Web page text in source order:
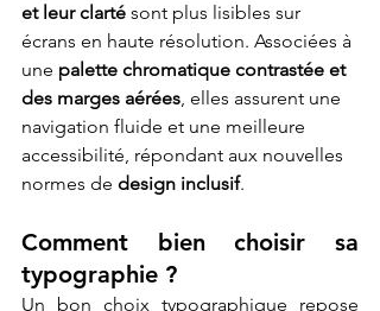
et leur clarté sont plus lisibles sur
écrans en haute résolution. Associées à
une palette chromatique contrastée et
des marges aérées, elles assurent une
navigation fluide et une meilleure
accessibilité, répondant aux nouvelles
normes de design inclusif.
Comment bien choisir sa
typographie ?
Un bon choix typographique repose